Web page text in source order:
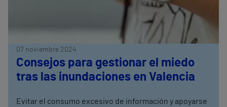
07 noviembre 2024
Consejos para gestionar el miedo
tras las inundaciones en Valencia
Evitar el consumo excesivo de información y apoyarse